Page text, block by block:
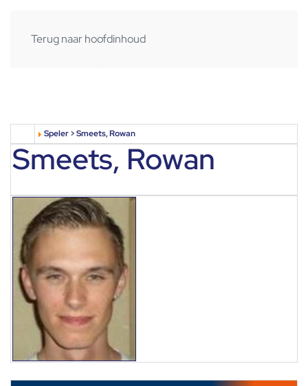
Terug naar hoofdinhoud
Speler > Smeets, Rowan
Smeets, Rowan